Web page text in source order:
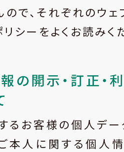
で、それぞれのウェ
シーをよくお読みく
報の開示・訂正・
るお客様の個人デー
本人に関する個人